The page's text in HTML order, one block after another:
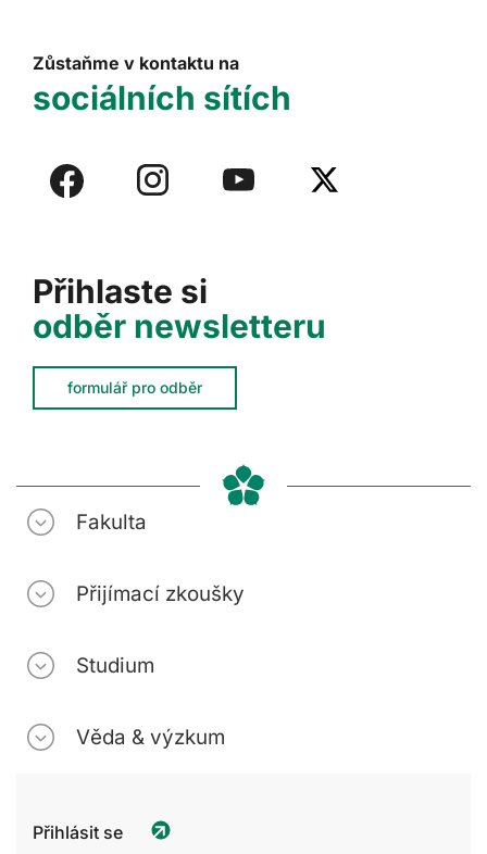
Přihlaste si
odběr newsletteru
formulář pro odběr
Zůstaňme v kontaktu na
sociálních sítích
Fakulta
Přijímací zkoušky
Studium
Věda & výzkum
Přihlásit se